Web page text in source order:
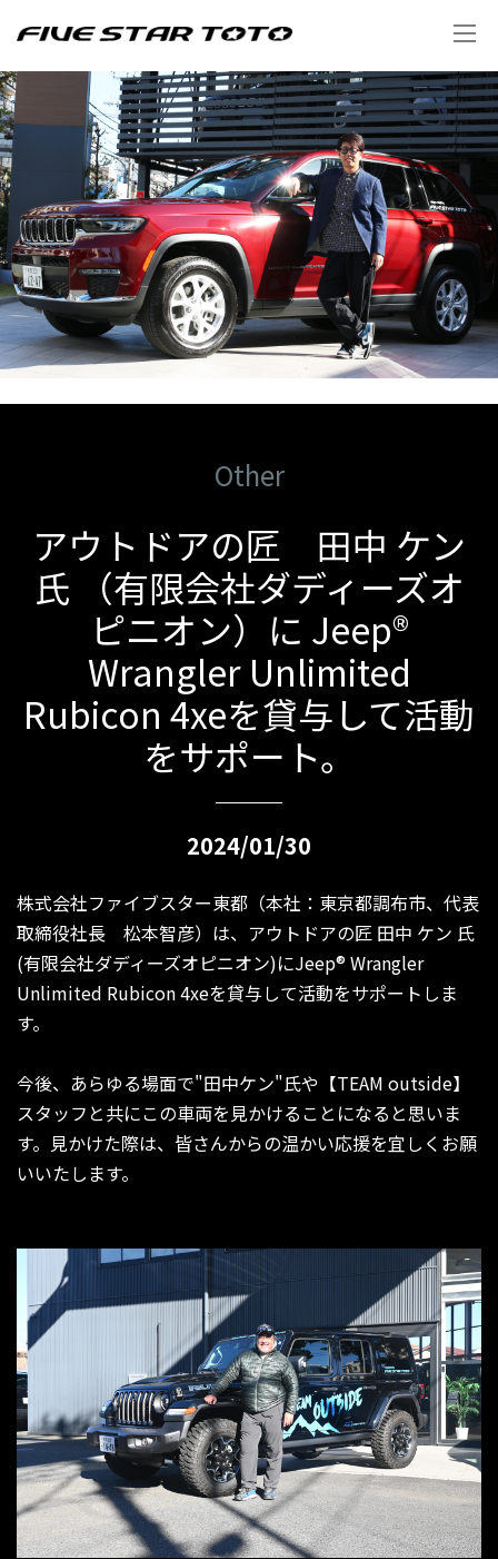
Other
アウトドアの匠 田中 ケン
氏 （有限会社ダディーズオ
ピニオン）に Jeep®
Wrangler Unlimited
Rubicon 4xeを貸与して活動
をサポート。
2024/01/30
株式会社ファイブスター東都（本社：東京都調布市、代表
取締役社長 松本智彦）は、アウトドアの匠 田中 ケン 氏
(有限会社ダディーズオピニオン)にJeep® Wrangler
Unlimited Rubicon 4xeを貸与して活動をサポートしま
す。
今後、あらゆる場面で"田中ケン"氏や【TEAM outside】
スタッフと共にこの車両を見かけることになると思いま
す。見かけた際は、皆さんからの温かい応援を宜しくお願
いいたします。